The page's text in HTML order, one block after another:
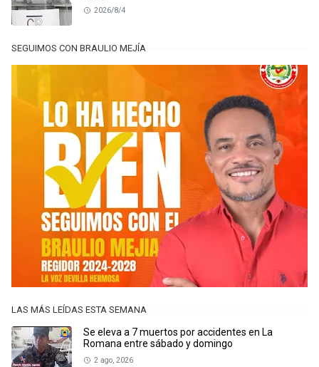
2026/8/4
SEGUIMOS CON BRAULIO MEJÍA
LAS MÁS LEÍDAS ESTA SEMANA
Se eleva a 7 muertos por accidentes en La
Romana entre sábado y domingo
2 ago, 2026